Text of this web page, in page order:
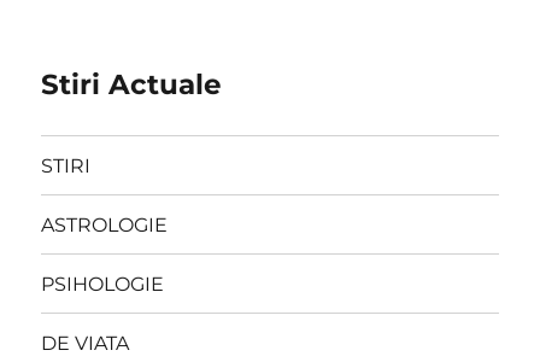
Stiri Actuale
STIRI
ASTROLOGIE
PSIHOLOGIE
DE VIATA